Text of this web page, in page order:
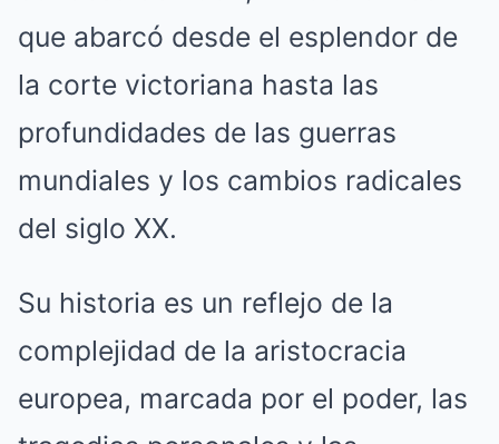
que abarcó desde el esplendor de
la corte victoriana hasta las
profundidades de las guerras
mundiales y los cambios radicales
del siglo XX.
Su historia es un reflejo de la
complejidad de la aristocracia
europea, marcada por el poder, las